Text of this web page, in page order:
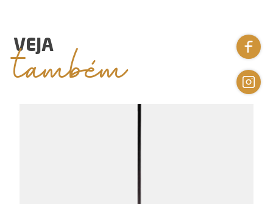
VEJA
também